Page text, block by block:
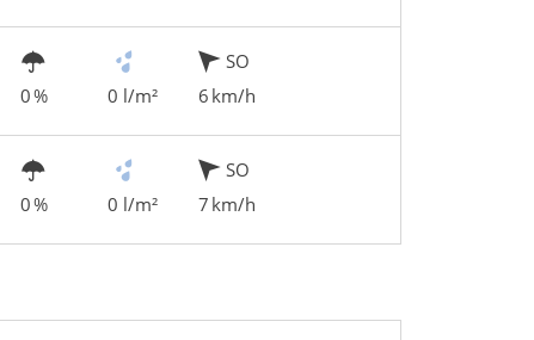
0 % 0 l/m²
SO
6 km/h
0 % 0 l/m²
SO
7 km/h